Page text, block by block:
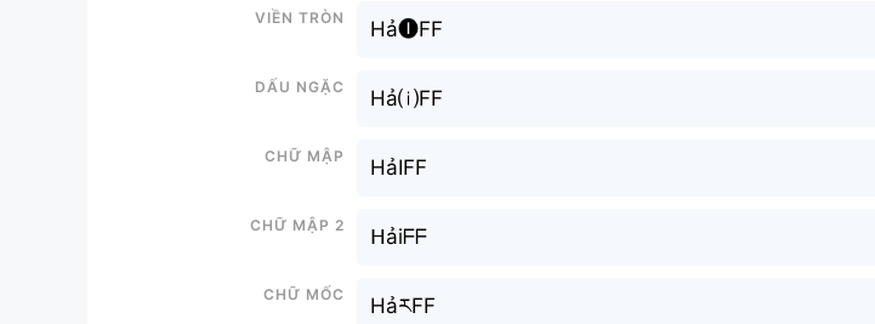
Viền tròn
Hả🅘FF
Dấu ngặc
Hả⒤FF
Chữ mập
HảIFF
Chữ mập 2
ᕼảiᖴᖴ
Chữ mốc
HảརFF